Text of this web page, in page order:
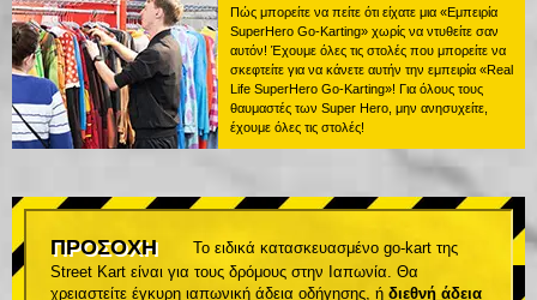
Πώς μπορείτε να πείτε ότι είχατε μια «Εμπειρία
SuperHero Go-Karting» χωρίς να ντυθείτε σαν
αυτόν! Έχουμε όλες τις στολές που μπορείτε να
σκεφτείτε για να κάνετε αυτήν την εμπειρία «Real
Life SuperHero Go-Karting»! Για όλους τους
θαυμαστές των Super Hero, μην ανησυχείτε,
έχουμε όλες τις στολές!
ΠΡΟΣΟΧΗ
Το ειδικά κατασκευασμένο go-kart της
Street Kart είναι για τους δρόμους στην Ιαπωνία. Θα
χρειαστείτε έγκυρη ιαπωνική άδεια οδήγησης, ή διεθνή άδεια